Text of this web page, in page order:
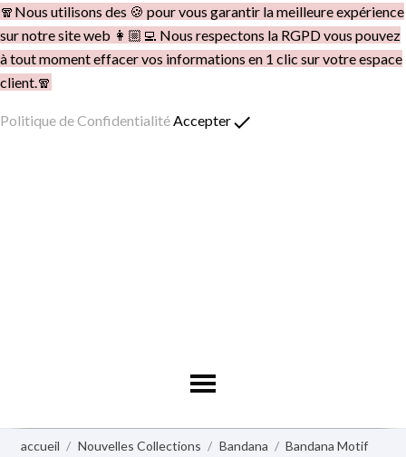
🧣Nous utilisons des 🍪 pour vous garantir la meilleure expérience
sur notre site web 👩🏼‍💻 Nous respectons la RGPD vous pouvez
à tout moment effacer vos informations en 1 clic sur votre espace
client.🧣
Politique de ConfidentialitéAccepterdone
accueil Nouvelles Collections Bandana
Bandana Motif